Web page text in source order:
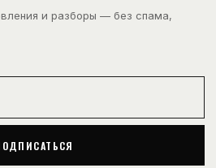
и разборы — без спама,